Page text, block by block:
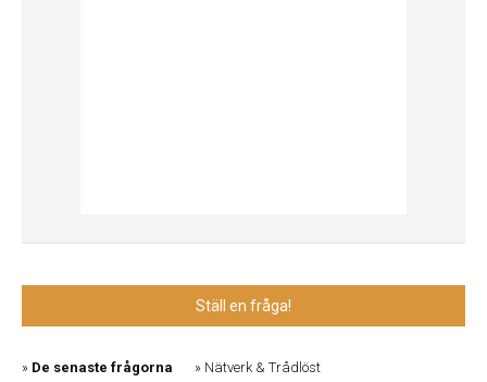
Ställ en fråga!
De senaste frågorna
Nätverk & Trådlöst